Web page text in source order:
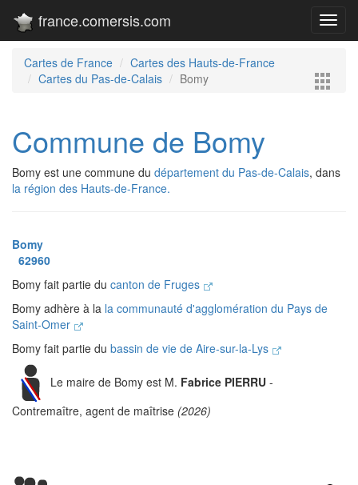
france.comersis.com
Cartes de France
Cartes des Hauts-de-France
Cartes du Pas-de-Calais
Bomy
Commune de Bomy
Bomy est une commune du département du Pas-de-Calais, dans
la région des Hauts-de-France.
Bomy
62960
Bomy fait partie du canton de Fruges
Bomy adhère à la la communauté d'agglomération du Pays de
Saint-Omer
Bomy fait partie du bassin de vie de Aire-sur-la-Lys
Le maire de Bomy est M. Fabrice PIERRU -
Contremaître, agent de maîtrise (2026)